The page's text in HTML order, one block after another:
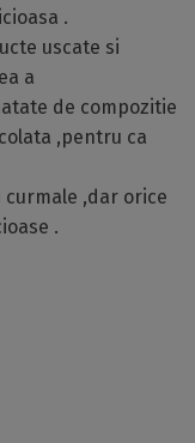
.
uscate si
a
de compozitie
,pentru ca
curmale ,dar orice
.